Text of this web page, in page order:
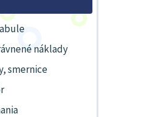
náklady
smernice